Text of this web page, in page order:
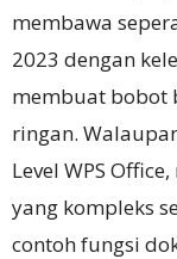
membawa
2023 dengan
membuat bobot
ringan.
Level WPS
yang kompleks
contoh fungsi